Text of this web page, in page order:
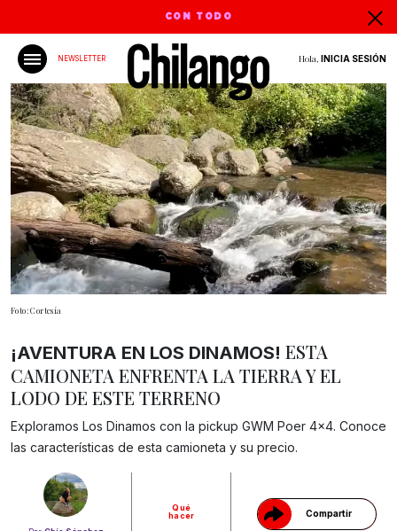
CON TODO
NEWSLETTER Hola, INICIA SESIÓN
Foto: Cortesía
Qué
hacer
Compartir
Gracias!
¡AVENTURA EN LOS DINAMOS! ESTA
CAMIONETA ENFRENTA LA TIERRA Y EL
LODO DE ESTE TERRENO
Exploramos Los Dinamos con la pickup GWM Poer 4×4. Conoce
las características de esta camioneta y su precio.